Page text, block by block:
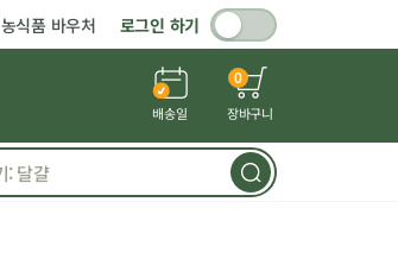
농식품 바우처 로그인 하기
배송일
0
장바구니